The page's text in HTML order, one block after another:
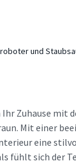
und
Zuhause mit
Mit einer
eine
fühlt sich der